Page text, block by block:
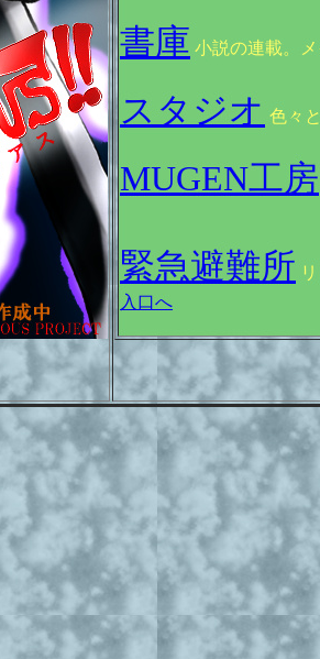
書庫 小説の連載。
スタジオ 色々
MUGEN工房
緊急避難所
入口へ